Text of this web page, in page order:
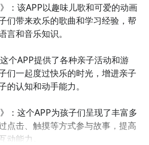
：该APP以趣味儿歌和可爱的动画
们带来欢乐的歌曲和学习经验，帮
言和音乐知识。
个APP提供了各种亲子活动和游
们一起度过快乐的时光，增进亲子
的认知和动手能力。
：这个APP为孩子们呈现了丰富多
点击、触摸等方式参与故事，提高
动能力。